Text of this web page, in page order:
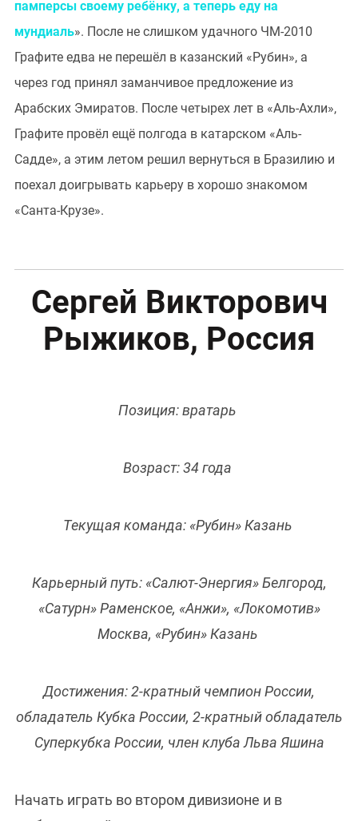
памперсы своему ребёнку, а теперь еду на
мундиаль». После не слишком удачного ЧМ-2010
Графите едва не перешёл в казанский «Рубин», а
через год принял заманчивое предложение из
Арабских Эмиратов. После четырех лет в «Аль-Ахли»,
Графите провёл ещё полгода в катарском «Аль-
Садде», а этим летом решил вернуться в Бразилию и
поехал доигрывать карьеру в хорошо знакомом
«Санта-Крузе».
Сергей Викторович
Рыжиков, Россия
Позиция: вратарь
Возраст: 34 года
Текущая команда: «Рубин» Казань
Карьерный путь: «Салют-Энергия» Белгород,
«Сатурн» Раменское, «Анжи», «Локомотив»
Москва, «Рубин» Казань
Достижения: 2-кратный чемпион России,
обладатель Кубка России, 2-кратный обладатель
Суперкубка России, член клуба Льва Яшина
Начать играть во втором дивизионе и в